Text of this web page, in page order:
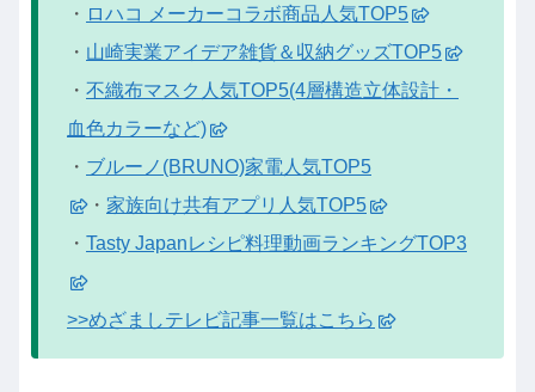
・ ロハコ メーカーコラボ商品人気TOP5
・ 山崎実業アイデア雑貨＆収納グッズTOP5
・ 不織布マスク人気TOP5(4層構造立体設計・
血色カラーなど)
・ ブルーノ(BRUNO)家電人気TOP5
・ 家族向け共有アプリ人気TOP5
・ Tasty Japanレシピ料理動画ランキングTOP3
>>めざましテレビ記事一覧はこちら